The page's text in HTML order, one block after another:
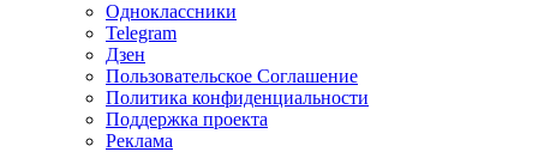
Одноклассники
Telegram
Дзен
Пользовательское Соглашение
Политика конфиденциальности
Поддержка проекта
Реклама